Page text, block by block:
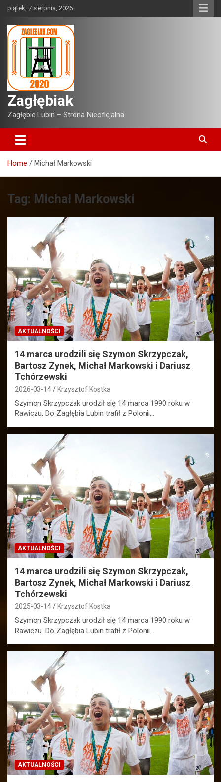
Skip
content
piątek, 7 sierpnia, 2026
Zagłębiak
Zagłębie Lubin – Strona Nieoficjalna
Home Michał Markowski
Tag: Michał Markowski
AKTUALNOŚCI
14 marca urodzili się Szymon Skrzypczak,
Bartosz Zynek, Michał Markowski i Dariusz
Tchórzewski
2026-03-14 Krzysztof Kostka
Szymon Skrzypczak urodził się 14 marca 1990 roku w
Rawiczu. Do Zagłębia Lubin trafił z Polonii…
AKTUALNOŚCI
14 marca urodzili się Szymon Skrzypczak,
Bartosz Zynek, Michał Markowski i Dariusz
Tchórzewski
2025-03-14 Krzysztof Kostka
Szymon Skrzypczak urodził się 14 marca 1990 roku w
Rawiczu. Do Zagłębia Lubin trafił z Polonii…
AKTUALNOŚCI